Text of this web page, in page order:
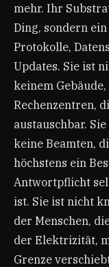
mehr. Ihr
Ding, sondern
Protokolle,
Updates. Sie ist
keinem
Rechenzentren,
austauschbar.
keine Beamten,
höchstens ein
Antwortpflicht
ist. Sie ist nicht
der Menschen,
der Elektrizität,
Grenze